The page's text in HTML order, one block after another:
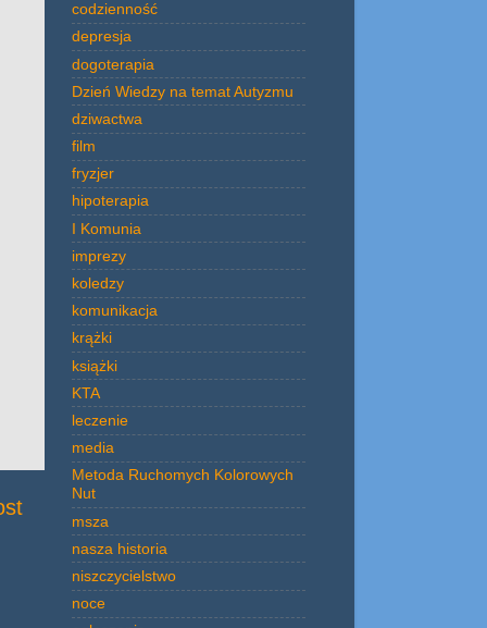
codzienność
depresja
dogoterapia
Dzień Wiedzy na temat Autyzmu
dziwactwa
film
fryzjer
hipoterapia
I Komunia
imprezy
koledzy
komunikacja
krążki
książki
KTA
leczenie
media
Metoda Ruchomych Kolorowych
Nut
msza
nasza historia
niszczycielstwo
noce